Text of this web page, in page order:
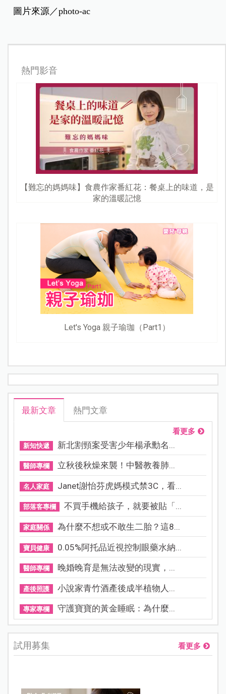
圖片來源／photo-ac
熱門影音
【難忘的媽媽味】食農作家番紅花：餐桌上的味道，是
家的溫暖記憶
Let's Yoga 親子瑜珈（Part1）
最新文章 熱門文章
看更多
新知快遞 新北割頸案受害少年楊承勳名...
醫師專欄 立秋後秋燥來襲！中醫教養肺...
名人家庭 Janet謝怡芬虎媽模式禁3C，看...
部落客專欄 不買手機給孩子，就要被貼「...
家庭關係 為什麼不想或不敢生二胎？這8...
寶貝健康 0.05%阿托品近視控制眼藥水納...
醫師專欄 晚婚晚育是無法改變的現實，...
產後照護 小說家青竹酒產後成半植物人...
專家專欄 守護寶寶的黃金睡眠：為什麼...
試用募集 看更多